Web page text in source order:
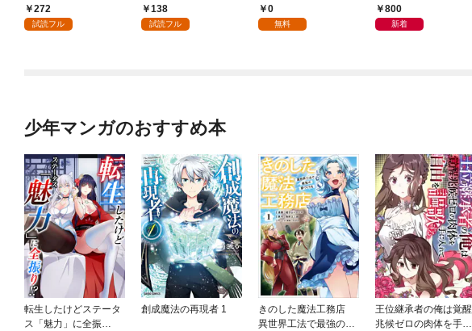
嫁として溺愛されてい
ます【単話】（１）
272
試読フル
まへ 私のことなどお忘
れですか？～【単話】
138
試読フル
0
無料
800
新着
少年マンガのおすすめ本
転生したけどステータ
ス「魅力」に全振
創成魔法の再現者 1
きのした魔法工務店
異世界工法で最強の家
王位継承者の俺は覚醒
兆候ゼロの肉体を手に